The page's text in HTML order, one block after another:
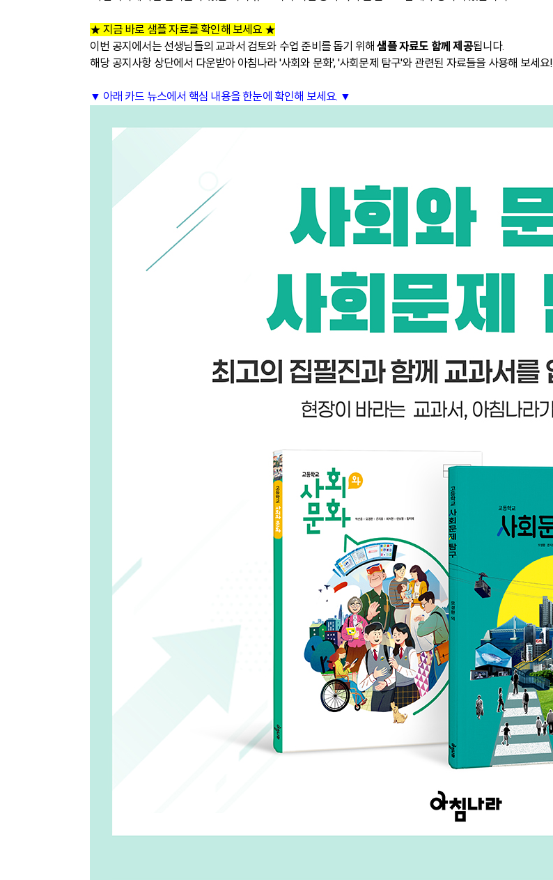
★ 지금 바로 샘플 자료를 확인해 보세요 ★
이번 공지에서는 선생님들의 교과서 검토와 수업 준비를 돕기 위해 샘플 자료도 함께 제공됩니다.
해당 공지사항 상단에서 다운받아 아침나라 '사회와 문화', '사회문제 탐구'와 관련된 자료들을 사용해 보세요!
▼ 아래 카드 뉴스에서 핵심 내용을 한눈에 확인해 보세요. ▼